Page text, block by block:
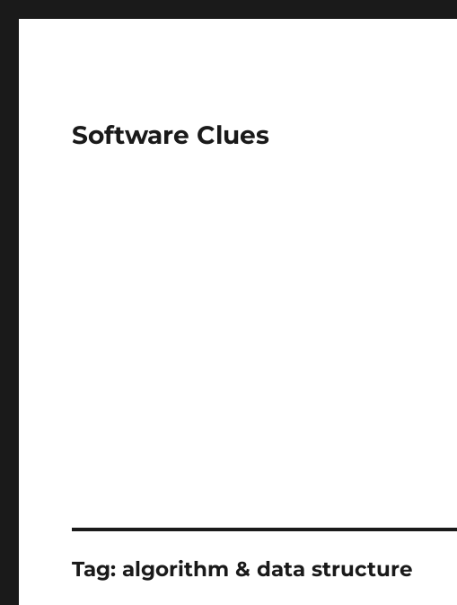
Software Clues
Tag:algorithm & data structure